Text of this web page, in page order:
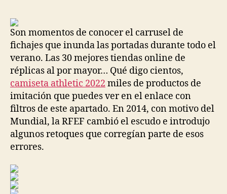
Son momentos de conocer el carrusel de
fichajes que inunda las portadas durante todo el
verano. Las 30 mejores tiendas online de
réplicas al por mayor… Qué digo cientos,
camiseta athletic 2022 miles de productos de
imitación que puedes ver en el enlace con
filtros de este apartado. En 2014, con motivo del
Mundial, la RFEF cambió el escudo e introdujo
algunos retoques que corregían parte de esos
errores.